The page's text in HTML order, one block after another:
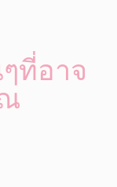
ที่อาจ